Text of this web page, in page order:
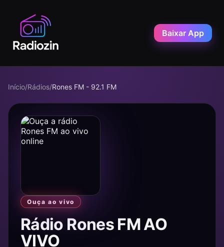
Baixar App
Início/Rádios/Rones FM - 92.1 FM
Ouça ao vivo
Rádio Rones FM AO
VIVO